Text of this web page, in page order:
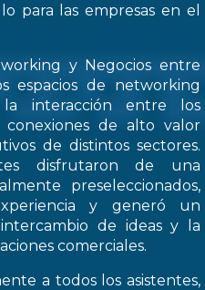
para las empresas en el
y Negocios entre
espacios de networking
la interacción entre los
conexiones de alto valor
de distintos sectores.
disfrutaron de una
preseleccionados,
y generó un
de ideas y la
comerciales.
a todos los asistentes,